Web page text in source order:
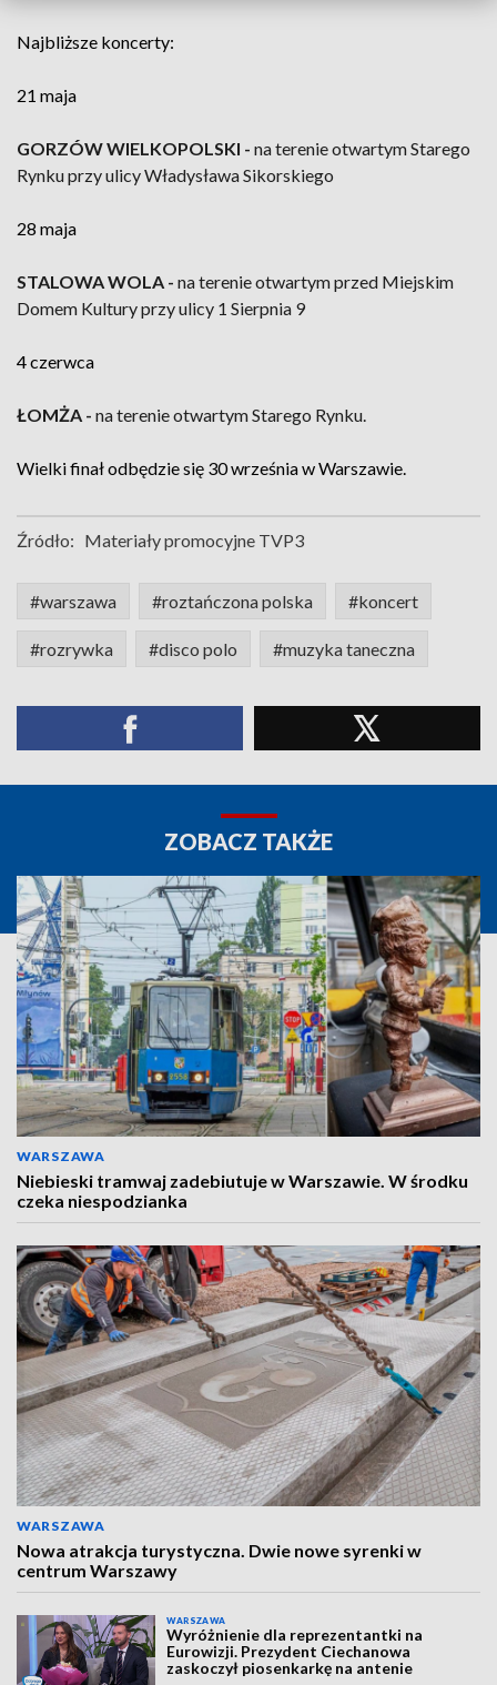
Najbliższe koncerty:
21 maja
GORZÓW WIELKOPOLSKI - na terenie otwartym Starego
Rynku przy ulicy Władysława Sikorskiego
28 maja
STALOWA WOLA - na terenie otwartym przed Miejskim
Domem Kultury przy ulicy 1 Sierpnia 9
4 czerwca
ŁOMŻA - na terenie otwartym Starego Rynku.
Wielki finał odbędzie się 30 września w Warszawie.
Źródło: Materiały promocyjne TVP3
#warszawa #roztańczona polska #koncert
#rozrywka #disco polo #muzyka taneczna
ZOBACZ TAKŻE
WARSZAWA
Niebieski tramwaj zadebiutuje w Warszawie. W środku
czeka niespodzianka
WARSZAWA
Nowa atrakcja turystyczna. Dwie nowe syrenki w
centrum Warszawy
WARSZAWA
Wyróżnienie dla reprezentantki na
Eurowizji. Prezydent Ciechanowa
zaskoczył piosenkarkę na antenie